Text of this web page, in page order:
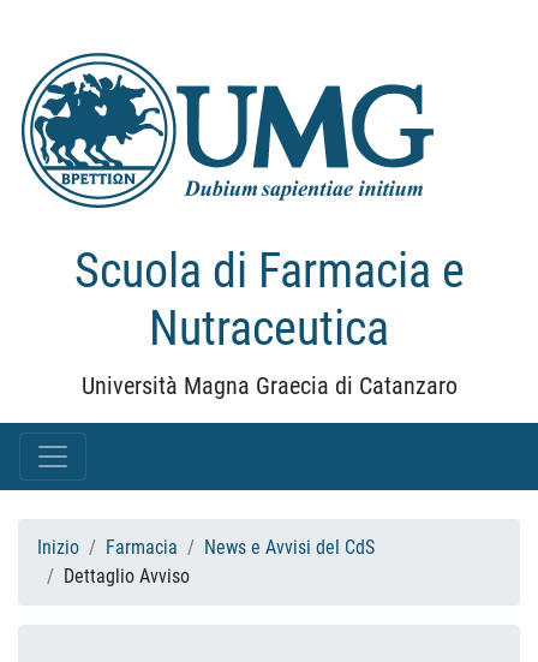
Scuola di Farmacia e
Nutraceutica
Università Magna Graecia di Catanzaro
Inizio Farmacia
News e Avvisi del CdS
Dettaglio Avviso